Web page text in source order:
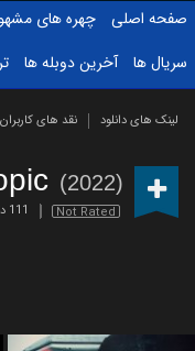
صفحه اصلی
چهره های
سریال ها
آخرین دوبله ها
لینک های دانلود نقد های کاربران
(2022)
Not Rated 111 دقیقه